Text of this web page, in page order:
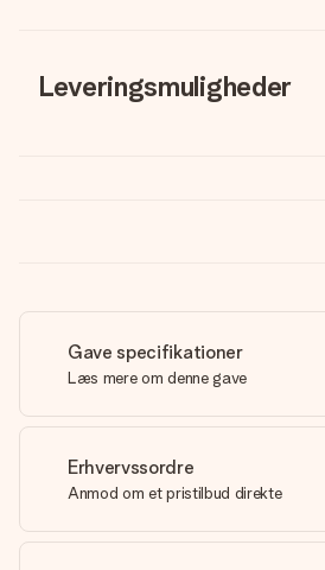
Leveringsmuligheder
Gave specifikationer
Læs mere om denne gave
Erhvervssordre
Anmod om et pristilbud direkte